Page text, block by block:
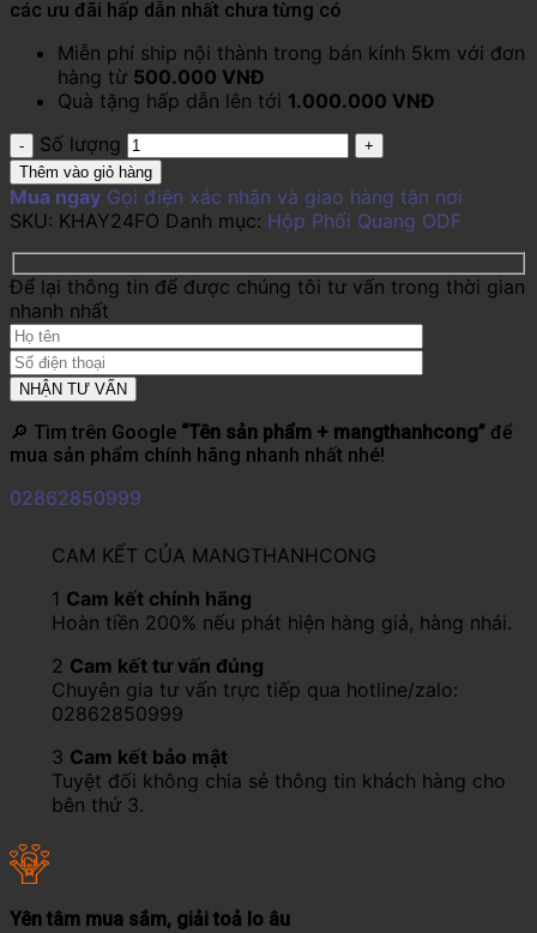
các ưu đãi hấp dẫn nhất chưa từng có
Miễn phí ship nội thành trong bán kính 5km với đơn
hàng từ 500.000 VNĐ
Quà tặng hấp dẫn lên tới 1.000.000 VNĐ
Số lượng
Thêm vào giỏ hàng
Mua ngay Gọi điện xác nhận và giao hàng tận nơi
SKU: KHAY24FO Danh mục: Hộp Phối Quang ODF
Để lại thông tin để được chúng tôi tư vấn trong thời gian
nhanh nhất
🔎 Tìm trên Google “Tên sản phẩm + mangthanhcong” để
mua sản phẩm chính hãng nhanh nhất nhé!
02862850999
CAM KẾT CỦA MANGTHANHCONG
1 Cam kết chính hãng
Hoàn tiền 200% nếu phát hiện hàng giả, hàng nhái.
2 Cam kết tư vấn đúng
Chuyên gia tư vấn trực tiếp qua hotline/zalo:
02862850999
3 Cam kết bảo mật
Tuyệt đối không chia sẻ thông tin khách hàng cho
bên thứ 3.
Yên tâm mua sắm, giải toả lo âu